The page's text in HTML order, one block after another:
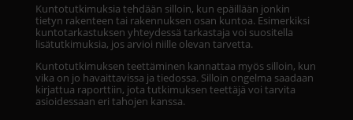
Kuntotutkimuksia tehdään silloin, kun epäillään jonkin
tietyn rakenteen tai rakennuksen osan kuntoa. Esimerkiksi
kuntotarkastuksen yhteydessä tarkastaja voi suositella
lisätutkimuksia, jos arvioi niille olevan tarvetta.
Kuntotutkimuksen teettäminen kannattaa myös silloin, kun
vika on jo havaittavissa ja tiedossa. Silloin ongelma saadaan
kirjattua raporttiin, jota tutkimuksen teettäjä voi tarvita
asioidessaan eri tahojen kanssa.